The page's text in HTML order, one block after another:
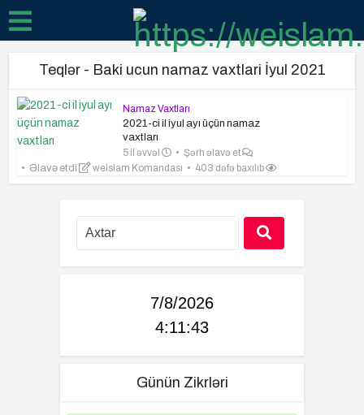
Teqlər - Baki ucun namaz vaxtlari İyul 2021
Namaz Vaxtları
2021-ci il iyul ayı üçün namaz
vaxtları
5 il əvvəl
Şərh əlavə et
Əlavə etdi
weIslam Komandası 403 dəfə baxılıb
7/8/2026
4:11:44
Günün Zikrləri